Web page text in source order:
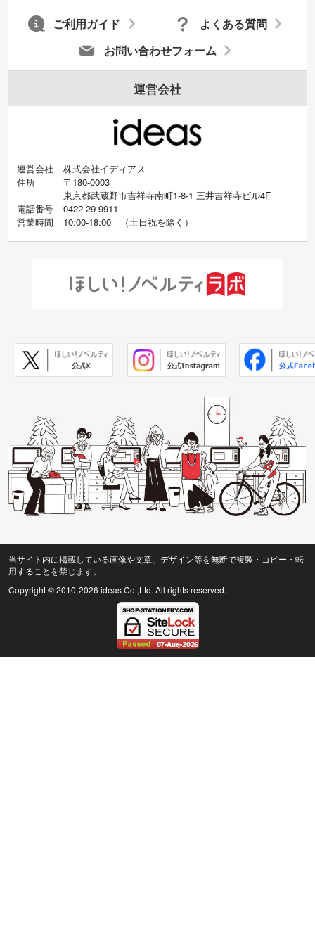
お問い合わせフォーム
よくある質問
ご利用ガイド
運営会社
運営会社
株式会社イディアス
住所
〒180-0003
東京都武蔵野市吉祥寺南町1-8-1 三井吉祥寺ビル4F
電話番号
0422-29-9911
営業時間
10:00-18:00 （土日祝を除く）
当サイト内に掲載している画像や文章、デザイン等を無断で複製・コピー・転
用することを禁じます。
Copyright © 2010-2026 ideas Co.,Ltd. All rights reserved.